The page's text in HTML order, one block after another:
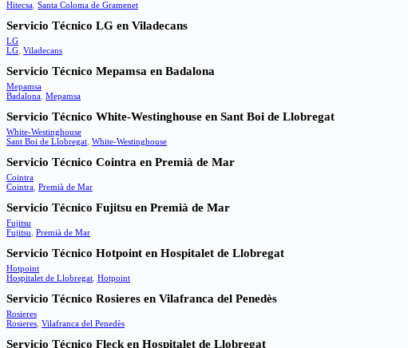
Hitecsa Santa Coloma de Gramenet
Servicio Técnico LG en Viladecans
LG
LG Viladecans
Servicio Técnico Mepamsa en Badalona
Mepamsa
Badalona Mepamsa
Servicio Técnico White-Westinghouse en Sant Boi de Llobregat
White-Westinghouse
Sant Boi de Llobregat White-Westinghouse
Servicio Técnico Cointra en Premià de Mar
Cointra
Cointra Premià de Mar
Servicio Técnico Fujitsu en Premià de Mar
Fujitsu
Fujitsu Premià de Mar
Servicio Técnico Hotpoint en Hospitalet de Llobregat
Hotpoint
Hospitalet de Llobregat Hotpoint
Servicio Técnico Rosieres en Vilafranca del Penedès
Rosieres
Rosieres Vilafranca del Penedès
Servicio Técnico Fleck en Hospitalet de Llobregat